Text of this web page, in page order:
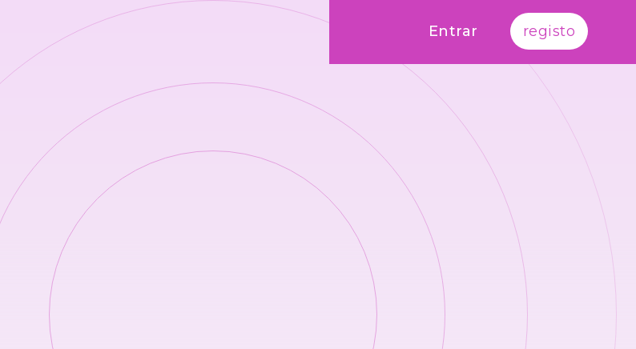
Entrar registo